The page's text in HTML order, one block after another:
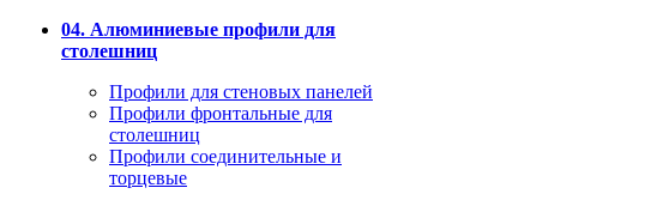
04. Алюминиевые профили для
столешниц
Профили для стеновых панелей
Профили фронтальные для
столешниц
Профили соединительные и
торцевые